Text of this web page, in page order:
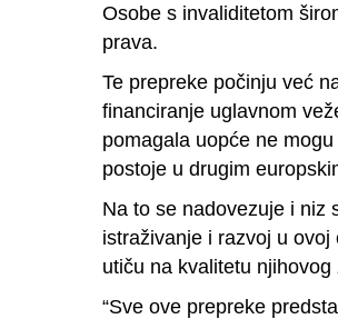
Osobe s invaliditetom
prava.
Te prepreke počinju već
financiranje uglavnom
pomagala uopće ne
postoje u drugim
Na to se nadovezuje i niz
istraživanje i razvoj u
utiču na kvalitetu njihovog
“Sve ove prepreke